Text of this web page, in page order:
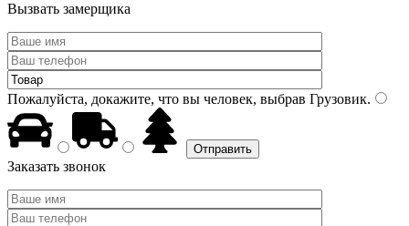
Вызвать замерщика
Пожалуйста, докажите, что вы человек, выбрав Грузовик.
Заказать звонок